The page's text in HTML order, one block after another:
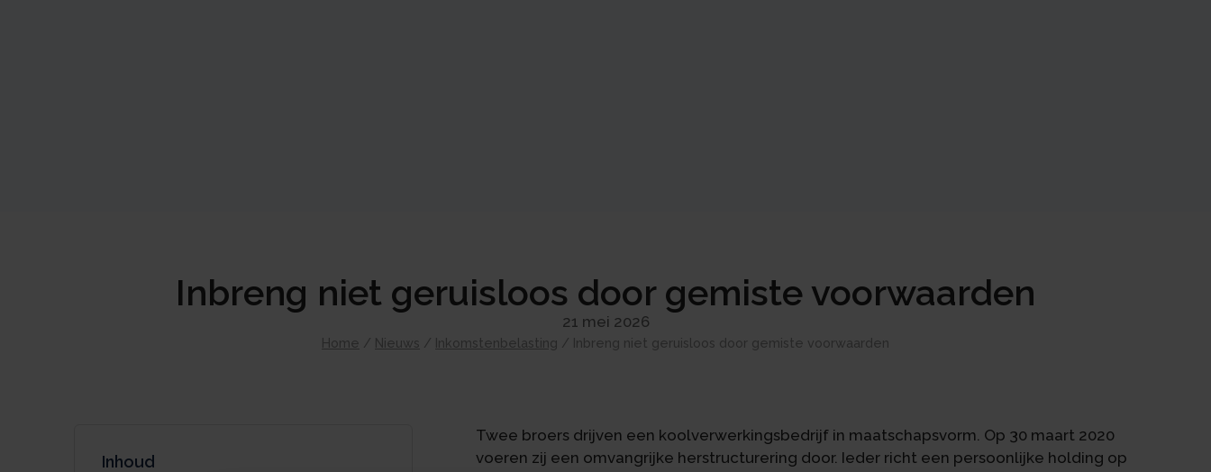
Inbreng niet geruisloos door gemiste voorwaarden
21 mei 2026
Home / Nieuws / Inkomstenbelasting / Inbreng niet geruisloos door gemiste voorwaarden
Inhoud
Twee broers drijven een koolverwerkingsbedrijf in maatschapsvorm. Op 30 maart 2020
voeren zij een omvangrijke herstructurering door. Ieder richt een persoonlijke holding op